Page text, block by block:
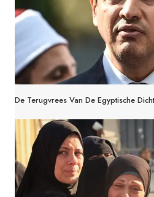
De Terugvrees Van De Egyptische